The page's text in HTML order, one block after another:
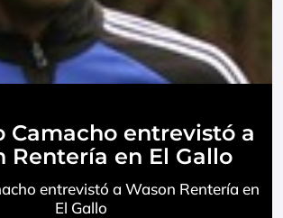
Camacho entrevistó a
Rentería en El Gallo
entrevistó a Wason Rentería en
El Gallo